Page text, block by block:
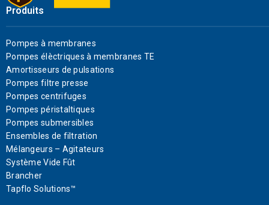
Produits
Pompes à membranes
Pompes élèctriques à membranes TE
Amortisseurs de pulsations
Pompes filtre presse
Pompes centrifuges
Pompes péristaltiques
Pompes submersibles
Ensembles de filtration
Mélangeurs – Agitateurs
Système Vide Fût
Brancher
Tapflo Solutions™